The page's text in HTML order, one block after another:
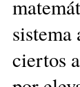
sistema
ciertos